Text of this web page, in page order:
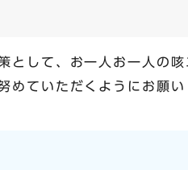
として、お一人お一人の
めていただくようにお願